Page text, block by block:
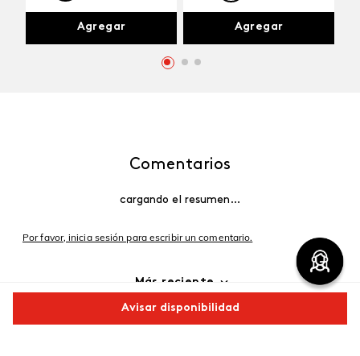
Avisar disponibilidad
Agregar Agregar
Comentarios
cargando el resumen…
Por favor, inicia sesión para escribir un comentario.
Más reciente
Cargando comentarios…